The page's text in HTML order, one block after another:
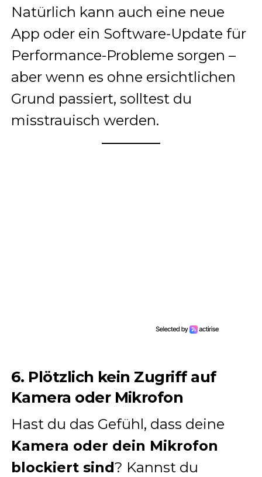
Natürlich kann auch eine neue
App oder ein Software-Update für
Performance-Probleme sorgen –
aber wenn es ohne ersichtlichen
Grund passiert, solltest du
misstrauisch werden.
6. Plötzlich kein Zugriff auf
Kamera oder Mikrofon
Hast du das Gefühl, dass deine
Kamera oder dein Mikrofon
blockiert sind? Kannst du